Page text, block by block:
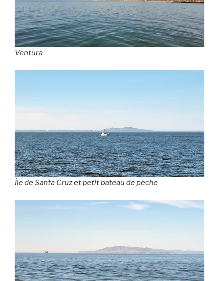
Ventura
Île de Santa Cruz et petit bateau de pêche